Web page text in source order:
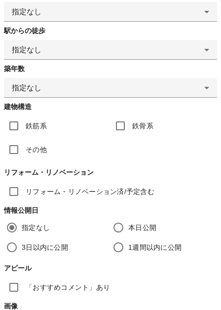
指定なし
駅からの徒歩
指定なし
築年数
指定なし
建物構造
鉄筋系 鉄骨系
その他
リフォーム・リノベーション
リフォーム・リノベーション済/予定含む
情報公開日
指定なし 本日公開
3日以内に公開 1週間以内に公開
アピール
「おすすめコメント」あり
画像